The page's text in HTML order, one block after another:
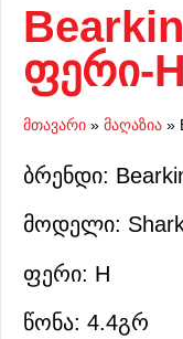
ფერი-
მთავარი » მაღაზია »
ბრენდი:
მოდელი:
ფერი: H
წონა: 4.4გრ